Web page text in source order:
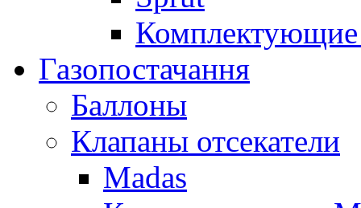
Комплектующие
Газопостачання
Баллоны
Клапаны отсекатели
Madas